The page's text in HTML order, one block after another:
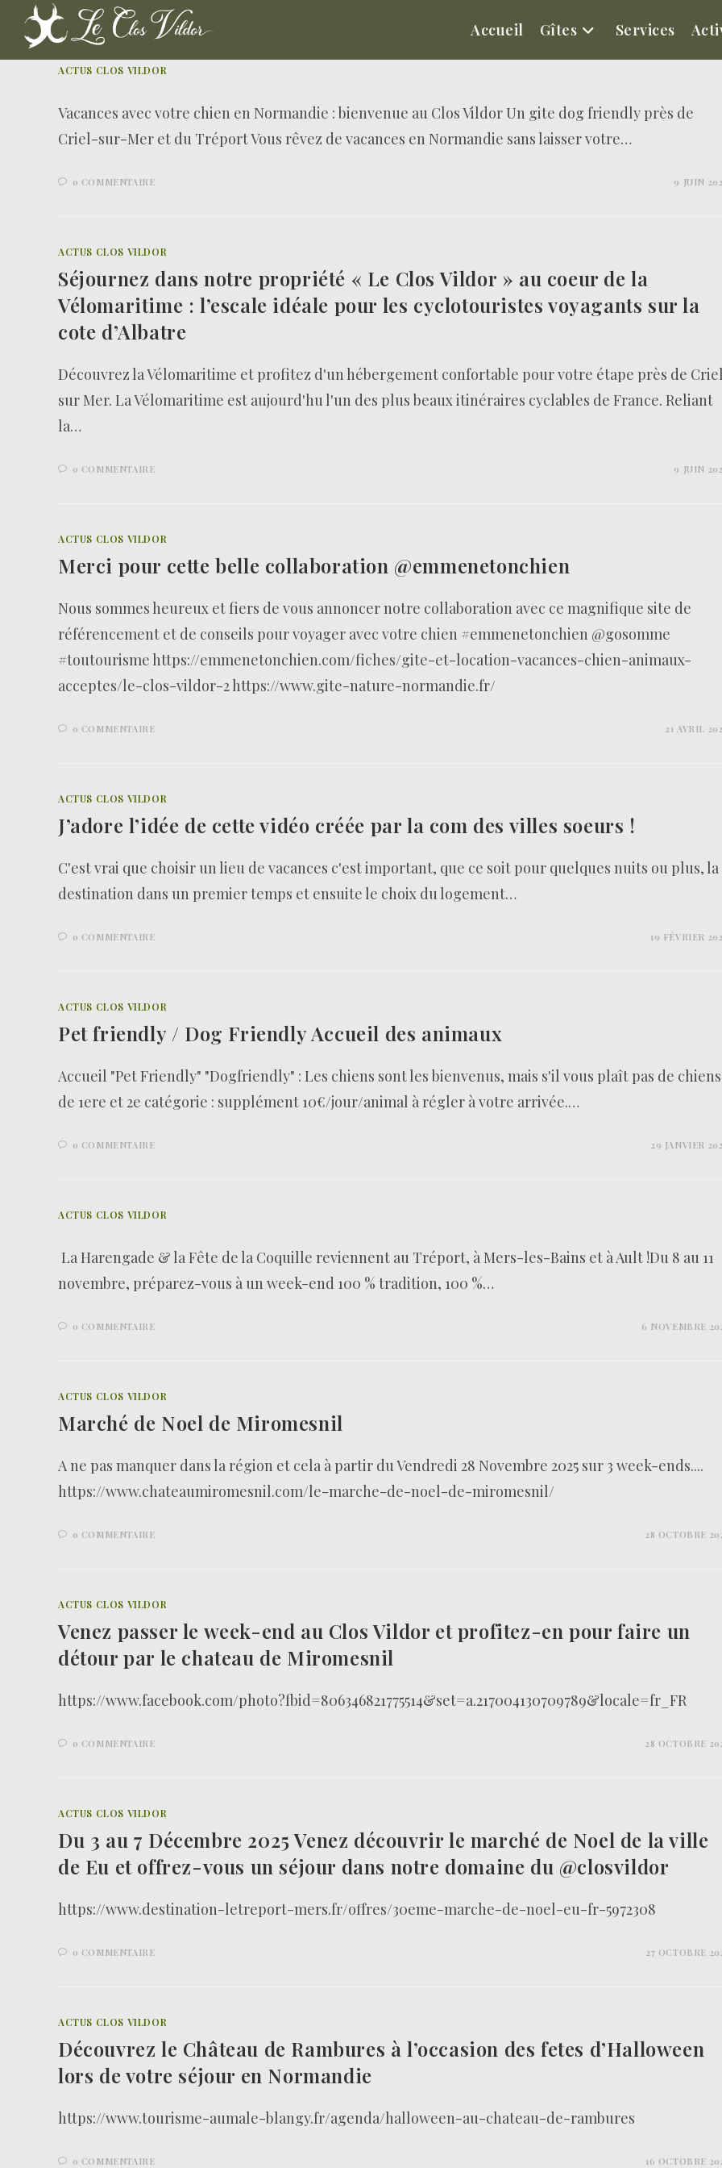
Accueil Gîtes Services
ACTUS CLOS VILDOR
Vacances avec votre chien en Normandie : bienvenue au Clos Vildor Un gite dog friendly près de
Criel-sur-Mer et du Tréport Vous rêvez de vacances en Normandie sans laisser votre…
0 COMMENTAIRE 9 JUIN
ACTUS CLOS VILDOR
Séjournez dans notre propriété « Le Clos Vildor » au coeur de la
Vélomaritime : l’escale idéale pour les cyclotouristes voyagants sur la
cote d’Albatre
Découvrez la Vélomaritime et profitez d'un hébergement confortable pour votre étape près de Criel
sur Mer. La Vélomaritime est aujourd'hu l'un des plus beaux itinéraires cyclables de France. Reliant
la…
0 COMMENTAIRE 9 JUIN
ACTUS CLOS VILDOR
Merci pour cette belle collaboration @emmenetonchien
Nous sommes heureux et fiers de vous annoncer notre collaboration avec ce magnifique site de
référencement et de conseils pour voyager avec votre chien #emmenetonchien @gosomme
#toutourisme https://emmenetonchien.com/fiches/gite-et-location-vacances-chien-animaux-
acceptes/le-clos-vildor-2 https://www.gite-nature-normandie.fr/
0 COMMENTAIRE 21 AVRIL
ACTUS CLOS VILDOR
J’adore l’idée de cette vidéo créée par la com des villes soeurs !
C'est vrai que choisir un lieu de vacances c'est important, que ce soit pour quelques nuits ou plus, la
destination dans un premier temps et ensuite le choix du logement…
0 COMMENTAIRE 19 FÉVRIER
ACTUS CLOS VILDOR
Pet friendly / Dog Friendly Accueil des animaux
Accueil "Pet Friendly" "Dogfriendly" : Les chiens sont les bienvenus, mais s'il vous plaît pas de chiens
de 1ere et 2e catégorie : supplément 10€/jour/animal à régler à votre arrivée.…
0 COMMENTAIRE 29 JANVIER
ACTUS CLOS VILDOR
La Harengade & la Fête de la Coquille reviennent au Tréport, à Mers-les-Bains et à Ault !Du 8 au 11
novembre, préparez-vous à un week-end 100 % tradition, 100 %…
0 COMMENTAIRE 6 NOVEMBRE
ACTUS CLOS VILDOR
Marché de Noel de Miromesnil
A ne pas manquer dans la région et cela à partir du Vendredi 28 Novembre 2025 sur 3 week-ends....
https://www.chateaumiromesnil.com/le-marche-de-noel-de-miromesnil/
0 COMMENTAIRE 28 OCTOBRE
ACTUS CLOS VILDOR
Venez passer le week-end au Clos Vildor et profitez-en pour faire un
détour par le chateau de Miromesnil
https://www.facebook.com/photo?fbid=806346821775514&set=a.217004130709789&locale=fr_FR
0 COMMENTAIRE 28 OCTOBRE
ACTUS CLOS VILDOR
Du 3 au 7 Décembre 2025 Venez découvrir le marché de Noel de la ville
de Eu et offrez-vous un séjour dans notre domaine du @closvildor
https://www.destination-letreport-mers.fr/offres/30eme-marche-de-noel-eu-fr-5972308
0 COMMENTAIRE 27 OCTOBRE
ACTUS CLOS VILDOR
Découvrez le Château de Rambures à l’occasion des fetes d’Halloween
lors de votre séjour en Normandie
https://www.tourisme-aumale-blangy.fr/agenda/halloween-au-chateau-de-rambures
0 COMMENTAIRE 16 OCTOBRE